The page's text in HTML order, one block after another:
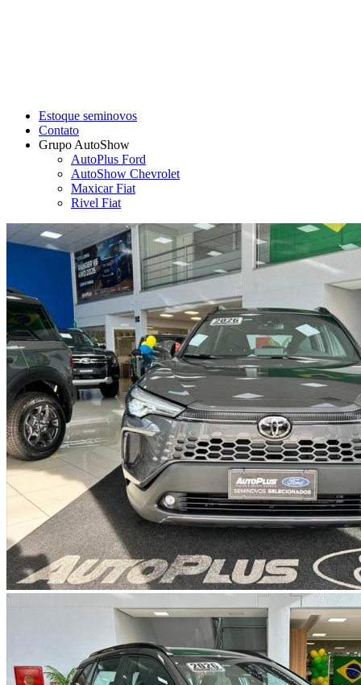
Estoque seminovos
Contato
Grupo AutoShow
AutoPlus Ford
AutoShow Chevrolet
Maxicar Fiat
Rivel Fiat